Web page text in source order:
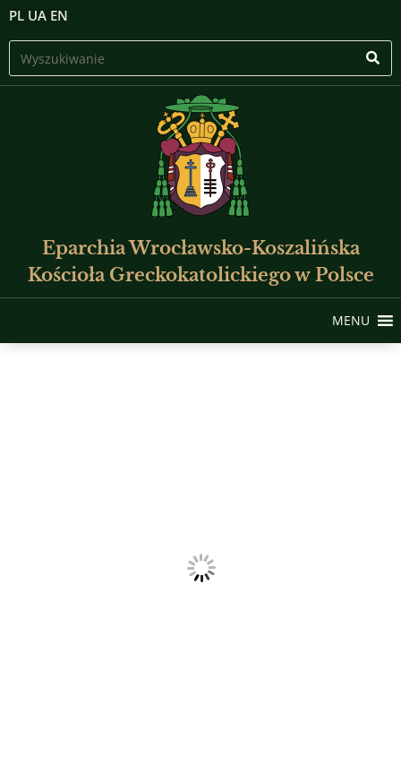
PL UA EN
Eparchia Wrocławsko-Koszalińska
Kościoła Greckokatolickiego w Polsce
MENU